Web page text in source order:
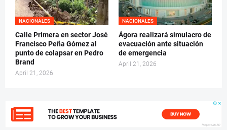
NACIONALES
Calle Primera en sector José
Francisco Peña Gómez al
punto de colapsar en Pedro
Brand
April 21, 2026
NACIONALES
Ágora realizará simulacro de
evacuación ante situación
de emergencia
April 21, 2026